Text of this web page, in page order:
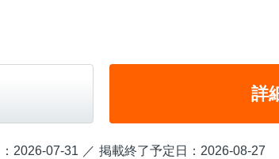
詳
2026-07-31 掲載終了予定日：2026-08-27